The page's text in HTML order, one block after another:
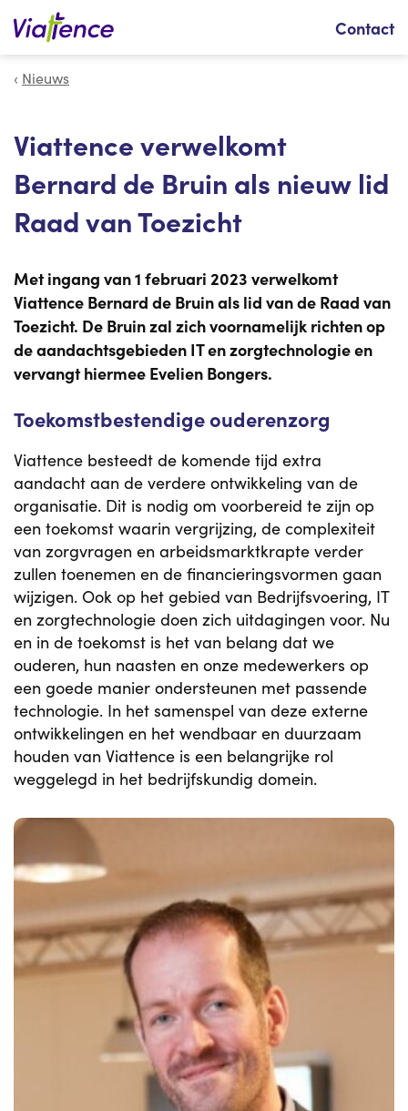
Contact
Zoeken
Nieuws
Viattence verwelkomt
Bernard de Bruin als nieuw lid
Raad van Toezicht
Met ingang van 1 februari 2023 verwelkomt
Viattence Bernard de Bruin als lid van de Raad van
Toezicht. De Bruin zal zich voornamelijk richten op
de aandachtsgebieden IT en zorgtechnologie en
vervangt hiermee Evelien Bongers.
Toekomstbestendige ouderenzorg
Viattence besteedt de komende tijd extra
aandacht aan de verdere ontwikkeling van de
organisatie. Dit is nodig om voorbereid te zijn op
een toekomst waarin vergrijzing, de complexiteit
van zorgvragen en arbeidsmarktkrapte verder
zullen toenemen en de financieringsvormen gaan
wijzigen. Ook op het gebied van Bedrijfsvoering, IT
en zorgtechnologie doen zich uitdagingen voor. Nu
en in de toekomst is het van belang dat we
ouderen, hun naasten en onze medewerkers op
een goede manier ondersteunen met passende
technologie. In het samenspel van deze externe
ontwikkelingen en het wendbaar en duurzaam
houden van Viattence is een belangrijke rol
weggelegd in het bedrijfskundig domein.